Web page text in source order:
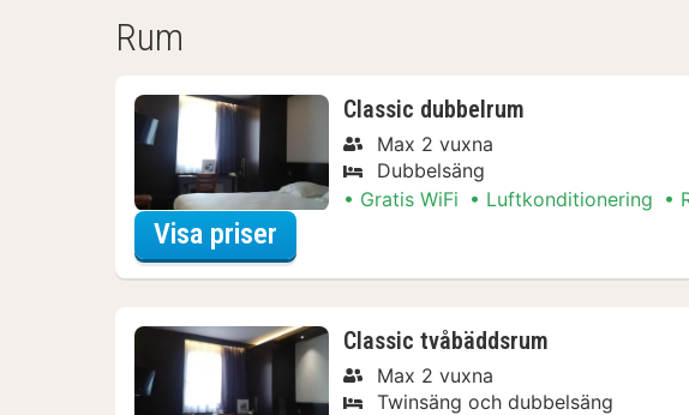
Rum
Classic dubbelrum
Max 2 vuxna
Dubbelsäng
Gratis WiFi
Luftkonditionering
Visa priser
Classic tvåbäddsrum
Max 2 vuxna
Twinsäng och dubbelsäng